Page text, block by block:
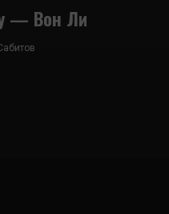
— Вон Ли